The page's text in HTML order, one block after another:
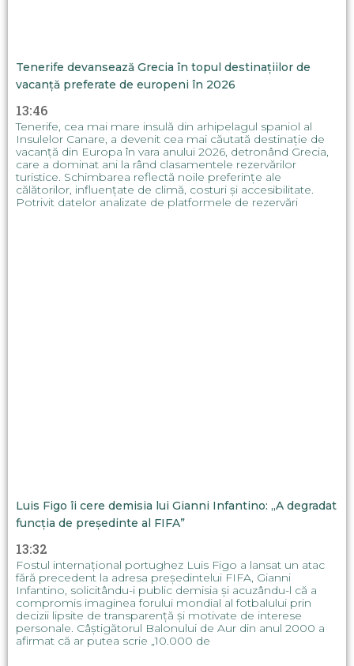
Tenerife devansează Grecia în topul destinațiilor de
vacanță preferate de europeni în 2026
13:46
Tenerife, cea mai mare insulă din arhipelagul spaniol al
Insulelor Canare, a devenit cea mai căutată destinație de
vacanță din Europa în vara anului 2026, detronând Grecia,
care a dominat ani la rând clasamentele rezervărilor
turistice. Schimbarea reflectă noile preferințe ale
călătorilor, influențate de climă, costuri și accesibilitate.
Potrivit datelor analizate de platformele de rezervări
Luis Figo îi cere demisia lui Gianni Infantino: „A degradat
funcția de președinte al FIFA”
13:32
Fostul internațional portughez Luis Figo a lansat un atac
fără precedent la adresa președintelui FIFA, Gianni
Infantino, solicitându-i public demisia și acuzându-l că a
compromis imaginea forului mondial al fotbalului prin
decizii lipsite de transparență și motivate de interese
personale. Câștigătorul Balonului de Aur din anul 2000 a
afirmat că ar putea scrie „10.000 de